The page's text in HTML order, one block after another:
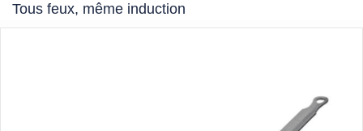
Tous feux, même induction